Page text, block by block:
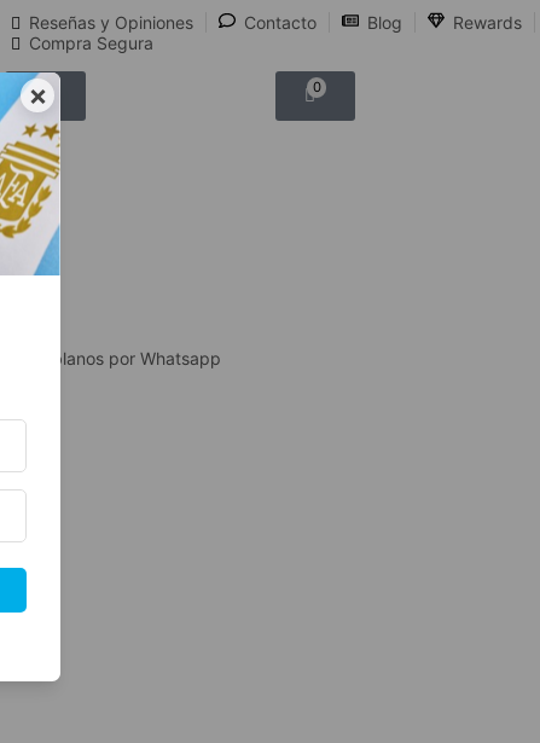
×
Reseñas y Opiniones Contacto Blog
Rewards
Compra Segura
0 0
Hablanos por Whatsapp